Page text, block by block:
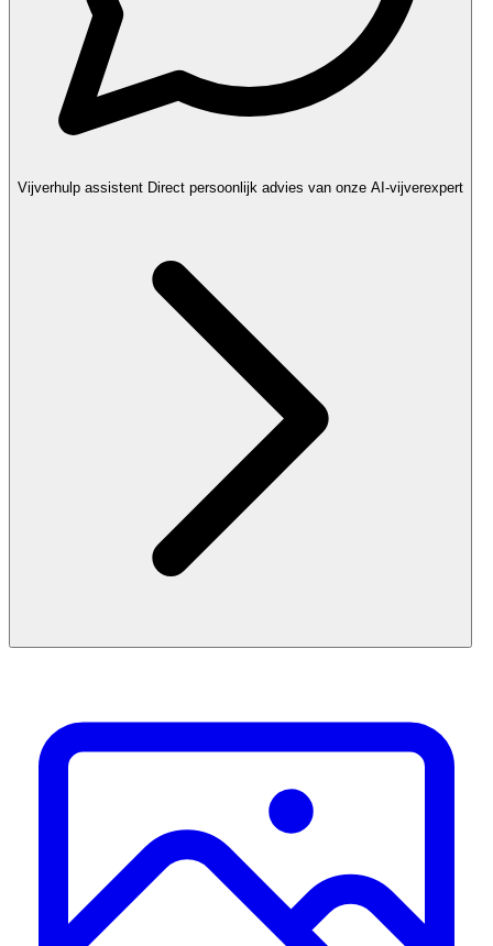
Vijverhulp assistent Direct persoonlijk advies van onze AI-vijverexpert